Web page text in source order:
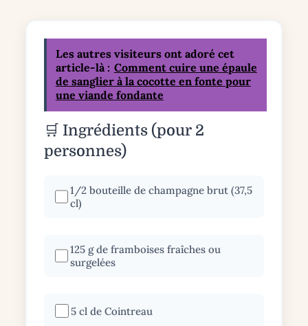
Les autres visiteurs ont adoré cet
article-là : Comment cuire une épaule
de sanglier à la cocotte en fonte pour
une viande fondante
🛒 Ingrédients (pour 2
personnes)
1/2 bouteille de champagne brut (37,5
cl)
125 g de framboises fraîches ou
surgelées
5 cl de Cointreau